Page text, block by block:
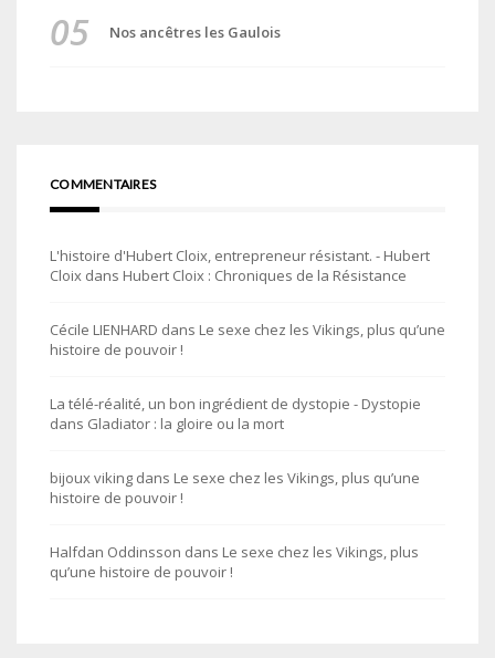
Nos ancêtres les Gaulois
COMMENTAIRES
L'histoire d'Hubert Cloix, entrepreneur résistant. - Hubert
Cloix dans Hubert Cloix : Chroniques de la Résistance
Cécile LIENHARD dans Le sexe chez les Vikings, plus qu’une
histoire de pouvoir !
La télé-réalité, un bon ingrédient de dystopie - Dystopie
dans Gladiator : la gloire ou la mort
bijoux viking dans Le sexe chez les Vikings, plus qu’une
histoire de pouvoir !
Halfdan Oddinsson dans Le sexe chez les Vikings, plus
qu’une histoire de pouvoir !